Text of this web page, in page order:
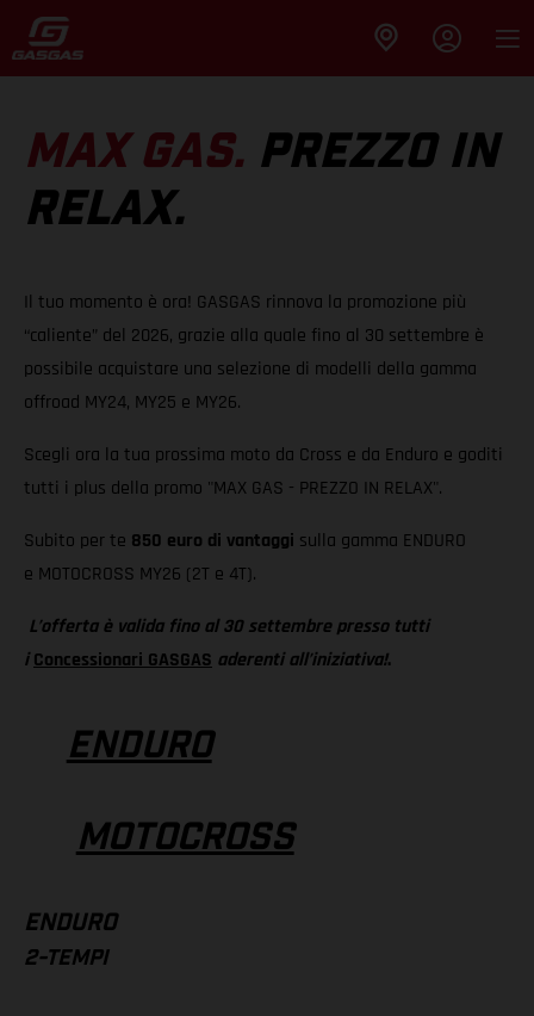
MAX GAS. PREZZO IN
RELAX.
Il tuo momento è ora! GASGAS rinnova la promozione più
“caliente” del 2026, grazie alla quale fino al 30 settembre è
possibile acquistare una selezione di modelli della gamma
offroad MY24, MY25 e MY26.
Scegli ora la tua prossima moto da Cross e da Enduro e goditi
tutti i plus della promo "MAX GAS - PREZZO IN RELAX".
Subito per te 850 euro di vantaggi sulla gamma ENDURO
e MOTOCROSS MY26 (2T e 4T).
L’offerta è valida fino al 30 settembre presso tutti
iConcessionari GASGAS aderenti all’iniziativa!.
ENDURO
MOTOCROSS
ENDURO
2-TEMPI